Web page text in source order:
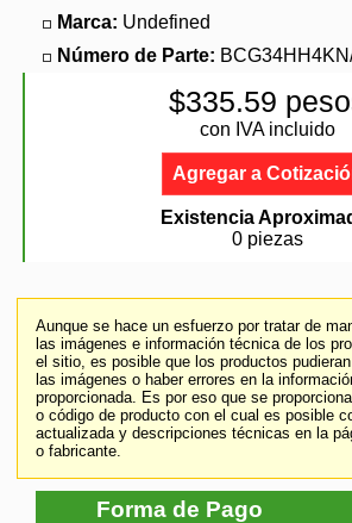
Marca: Undefined
Número de Parte:
$335.59
con IVA incluido
Agregar a
Existencia
0 piezas
Aunque se hace un esfuerzo por tratar de
las imágenes e información técnica de los
el sitio, es posible que los productos
las imágenes o haber errores en la
proporcionada. Es por eso que se
o código de producto con el cual es posible
actualizada y descripciones técnicas en la
o fabricante.
Forma de Pago